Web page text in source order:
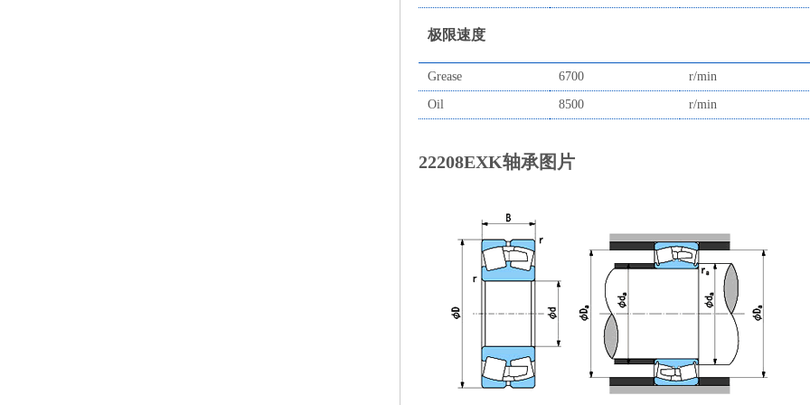
极限速度
Grease 6700 r/min
Oil 8500 r/min
22208EXK轴承图片